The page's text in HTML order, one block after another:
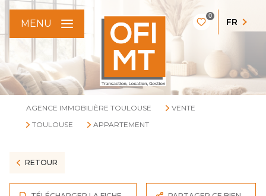
0
FR
MENU
AGENCE IMMOBILIÈRE TOULOUSE
VENTE
TOULOUSE
APPARTEMENT
RETOUR